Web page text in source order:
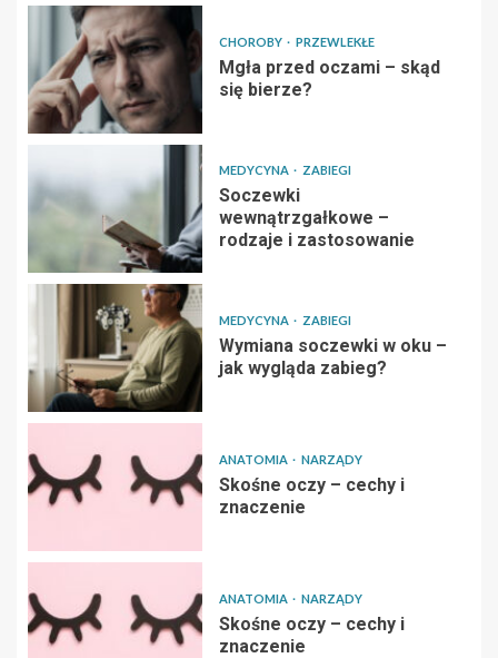
CHOROBY PRZEWLEKŁE
Mgła przed oczami – skąd
się bierze?
MEDYCYNA ZABIEGI
Soczewki
wewnątrzgałkowe –
rodzaje i zastosowanie
MEDYCYNA ZABIEGI
Wymiana soczewki w oku –
jak wygląda zabieg?
ANATOMIA NARZĄDY
Skośne oczy – cechy i
znaczenie
ANATOMIA NARZĄDY
Skośne oczy – cechy i
znaczenie